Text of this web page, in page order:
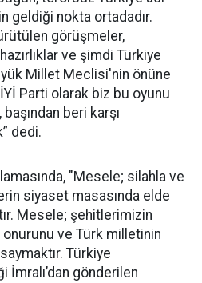
geldiği nokta ortadadır.
görüşmeler,
ve şimdi Türkiye
Millet Meclisi'nin önüne
Parti olarak biz bu oyunu
beri karşı
dedi.
"Mesele; silahla ve
siyaset masasında elde
Mesele; şehitlerimizin
ve Türk milletinin
Türkiye
İmralı’dan gönderilen